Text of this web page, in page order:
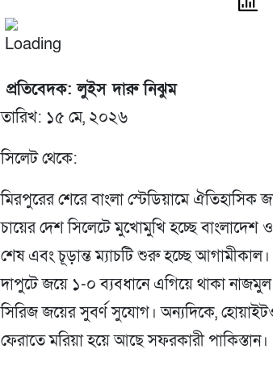
‎ প্রতিবেদক: লুইস দারু নিঝুম
তারিখ: ১৫ মে, ২০২৬
সিলেট থেকে:
মিরপুরের শেরে বাংলা স্টেডিয়ামে
চায়ের দেশ সিলেটে মুখোমুখি হচ্ছে বাংলাদেশ
শেষ এবং চূড়ান্ত ম্যাচটি শুরু হচ্ছে আগামীকাল।
দাপুটে জয়ে ১-০ ব্যবধানে এগিয়ে থাকা
সিরিজ জয়ের সুবর্ণ সুযোগ। অন্যদিকে,
ফেরাতে মরিয়া হয়ে আছে সফরকারী পাকিস্তান।